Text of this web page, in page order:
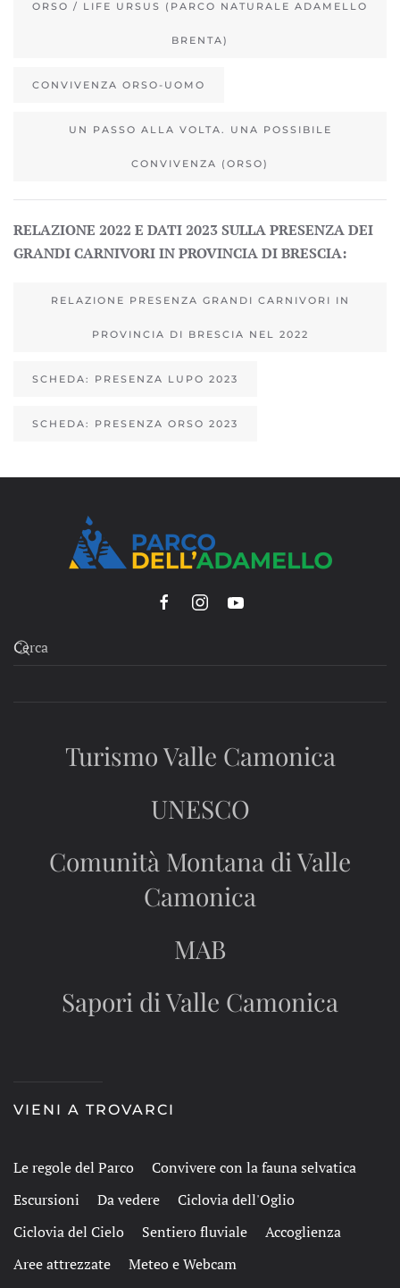
ORSO / LIFE URSUS (PARCO NATURALE ADAMELLO
BRENTA)
CONVIVENZA ORSO-UOMO
UN PASSO ALLA VOLTA. UNA POSSIBILE
CONVIVENZA (ORSO)
RELAZIONE 2022 E DATI 2023 SULLA PRESENZA DEI
GRANDI CARNIVORI IN PROVINCIA DI BRESCIA:
RELAZIONE PRESENZA GRANDI CARNIVORI IN
PROVINCIA DI BRESCIA NEL 2022
SCHEDA: PRESENZA LUPO 2023
SCHEDA: PRESENZA ORSO 2023
Turismo Valle Camonica
UNESCO
Comunità Montana di Valle
Camonica
MAB
Sapori di Valle Camonica
VIENI A TROVARCI
Le regole del Parco
Convivere con la fauna selvatica
Escursioni
Da vedere
Ciclovia dell'Oglio
Ciclovia del Cielo
Sentiero fluviale
Accoglienza
Aree attrezzate
Meteo e Webcam